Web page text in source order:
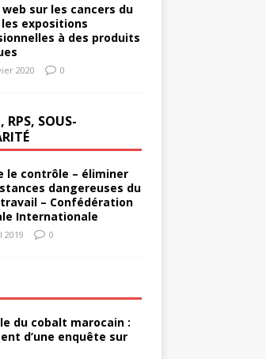
sur les cancers du
expositions
à des produits
2020 0
RPS, SOUS-
le contrôle – éliminer
dangereuses du
– Confédération
Internationale
2019 0
du cobalt marocain :
d’une enquête sur